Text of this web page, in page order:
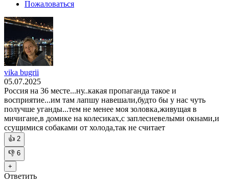
Пожаловаться
vika bugrii
05.07.2025
Россия на 36 месте...ну..какая пропаганда такое и
восприятие...им там лапшу навешали,будто бы у нас чуть
получше уганды...тем не менее моя золовка,живущая в
мичигане,в домике на колесиках,с заплесневелыми окнами,и
ссущимися собаками от холода,так не считает
👍 2
👎 6
+
Ответить